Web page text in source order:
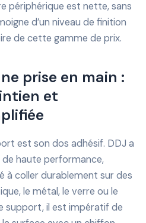
périphérique est nette, sans
d’un niveau de finition
de cette gamme de prix.
prise en main :
et
est son dos adhésif. DDJ a
haute performance,
à coller durablement sur des
le métal, le verre ou le
support, il est impératif de